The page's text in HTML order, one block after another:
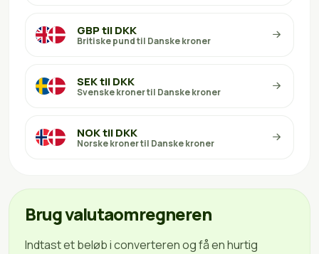
GBP til DKK
Britiske pund til Danske kroner
SEK til DKK
Svenske kroner til Danske kroner
NOK til DKK
Norske kroner til Danske kroner
Brug valutaomregneren
Indtast et beløb i converteren og få en hurtig